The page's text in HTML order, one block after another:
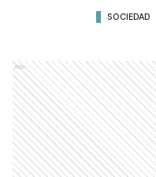
SOCIEDAD
Ads